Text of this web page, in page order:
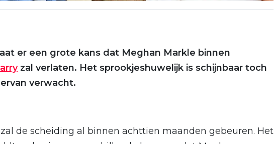
link
er een grote kans dat Meghan Markle binnen
zal verlaten. Het sprookjeshuwelijk is schijnbaar toch
verwacht.
de scheiding al binnen achttien maanden gebeuren. Het